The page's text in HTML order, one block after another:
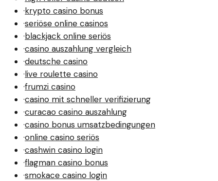
·krypto casino bonus
·seriöse online casinos
·blackjack online seriös
·casino auszahlung vergleich
·deutsche casino
·live roulette casino
·frumzi casino
·casino mit schneller verifizierung
·curacao casino auszahlung
·casino bonus umsatzbedingungen
·online casino seriös
·cashwin casino login
·flagman casino bonus
·smokace casino login